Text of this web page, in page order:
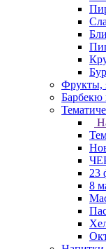
Фрукты,
Барбекю
23
8